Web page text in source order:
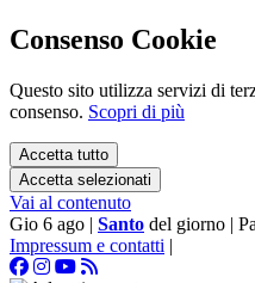
Consenso Cookie
Questo sito utilizza servizi di
consenso. Scopri di più
Accetta tutto
Accetta selezionati
Vai al contenuto
Gio 6 ago | Santo del giorno |
Impressum e contatti |